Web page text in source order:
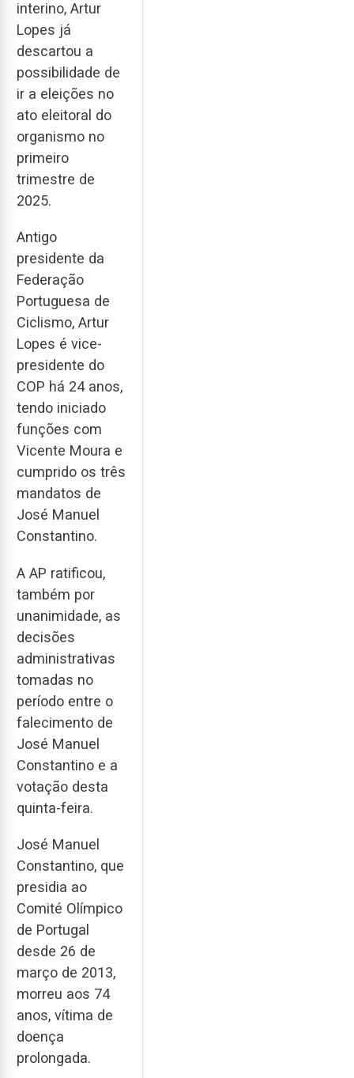
interino, Artur
Lopes já
descartou a
possibilidade de
ir a eleições no
ato eleitoral do
organismo no
primeiro
trimestre de
2025.
Antigo
presidente da
Federação
Portuguesa de
Ciclismo, Artur
Lopes é vice-
presidente do
COP há 24 anos,
tendo iniciado
funções com
Vicente Moura e
cumprido os três
mandatos de
José Manuel
Constantino.
A AP ratificou,
também por
unanimidade, as
decisões
administrativas
tomadas no
período entre o
falecimento de
José Manuel
Constantino e a
votação desta
quinta-feira.
José Manuel
Constantino, que
presidia ao
Comité Olímpico
de Portugal
desde 26 de
março de 2013,
morreu aos 74
anos, vítima de
doença
prolongada.